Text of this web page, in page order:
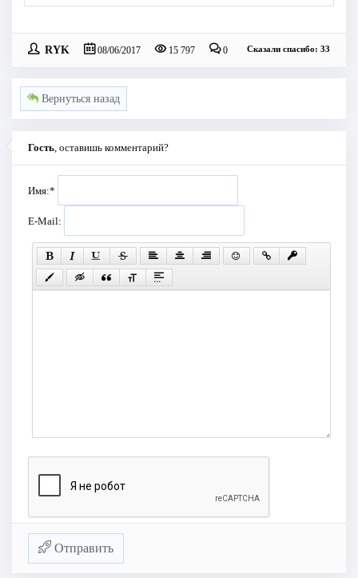
RYK 08/06/2017 15 797 0 Сказали спасибо: 33
Вернуться назад
Гость , оставишь комментарий?
Имя:*
E-Mail:
Отправить